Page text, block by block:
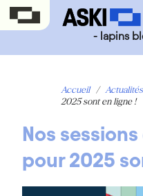
- lapins
Accueil / Actualités
2025 sont en ligne !
Nos
pour 2025